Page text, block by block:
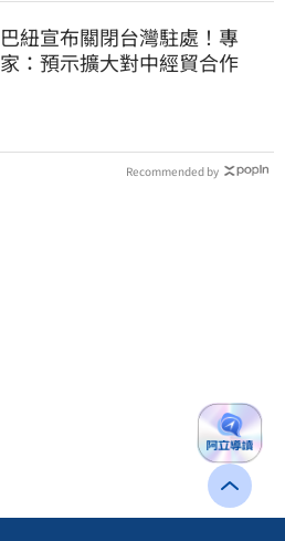
巴紐宣布關閉台灣駐處！專
家：預示擴大對中經貿合作
Recommended by